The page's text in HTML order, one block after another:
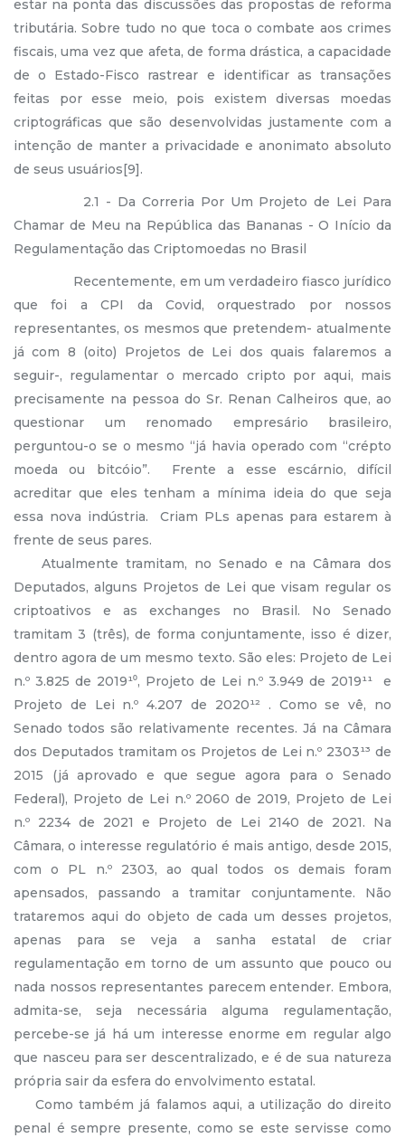
estar na ponta das discussões das propostas de reforma
tributária. Sobre tudo no que toca o combate aos crimes
fiscais, uma vez que afeta, de forma drástica, a capacidade
de o Estado-Fisco rastrear e identificar as transações
feitas por esse meio, pois existem diversas moedas
criptográficas que são desenvolvidas justamente com a
intenção de manter a privacidade e anonimato absoluto
de seus usuários[9].
2.1 - Da Correria Por Um Projeto de Lei Para
Chamar de Meu na República das Bananas - O Início da
Regulamentação das Criptomoedas no Brasil
Recentemente, em um verdadeiro fiasco jurídico
que foi a CPI da Covid, orquestrado por nossos
representantes, os mesmos que pretendem- atualmente
já com 8 (oito) Projetos de Lei dos quais falaremos a
seguir-, regulamentar o mercado cripto por aqui, mais
precisamente na pessoa do Sr. Renan Calheiros que, ao
questionar um renomado empresário brasileiro,
perguntou-o se o mesmo “já havia operado com “crépto
moeda ou bitcóio”. Frente a esse escárnio, difícil
acreditar que eles tenham a mínima ideia do que seja
essa nova indústria. Criam PLs apenas para estarem à
frente de seus pares.
Atualmente tramitam, no Senado e na Câmara dos
Deputados, alguns Projetos de Lei que visam regular os
criptoativos e as exchanges no Brasil. No Senado
tramitam 3 (três), de forma conjuntamente, isso é dizer,
dentro agora de um mesmo texto. São eles: Projeto de Lei
n.º 3.825 de 2019¹⁰, Projeto de Lei n.º 3.949 de 2019¹¹ e
Projeto de Lei n.º 4.207 de 2020¹² . Como se vê, no
Senado todos são relativamente recentes. Já na Câmara
dos Deputados tramitam os Projetos de Lei n.º 2303¹³ de
2015 (já aprovado e que segue agora para o Senado
Federal), Projeto de Lei n.º 2060 de 2019, Projeto de Lei
n.º 2234 de 2021 e Projeto de Lei 2140 de 2021. Na
Câmara, o interesse regulatório é mais antigo, desde 2015,
com o PL n.º 2303, ao qual todos os demais foram
apensados, passando a tramitar conjuntamente. Não
trataremos aqui do objeto de cada um desses projetos,
apenas para se veja a sanha estatal de criar
regulamentação em torno de um assunto que pouco ou
nada nossos representantes parecem entender. Embora,
admita-se, seja necessária alguma regulamentação,
percebe-se já há um interesse enorme em regular algo
que nasceu para ser descentralizado, e é de sua natureza
própria sair da esfera do envolvimento estatal.
Como também já falamos aqui, a utilização do direito
penal é sempre presente, como se este servisse como